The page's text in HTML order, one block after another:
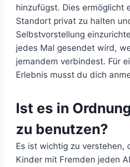
hinzufügst. Dies ermöglicht
Standort privat zu halten
Selbstvorstellung
jedes Mal gesendet wird,
jemandem verbindest. Für
Erlebnis musst du dich
Ist es in
zu benutzen?
Es ist wichtig zu verstehen,
Kinder mit Fremden jeden